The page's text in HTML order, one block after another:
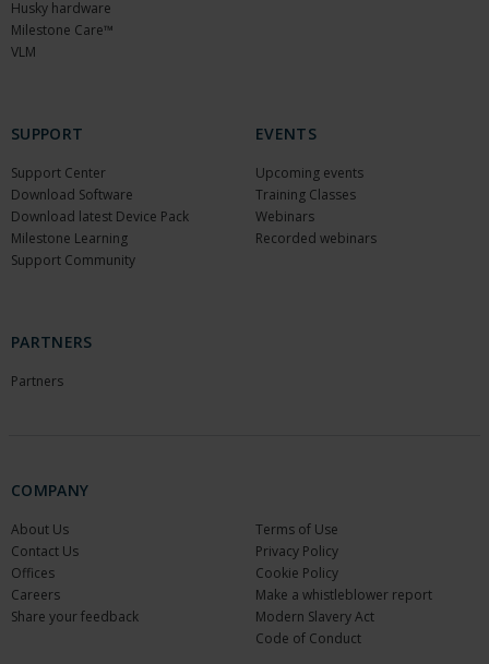
Husky hardware
Milestone Care™
VLM
SUPPORT
Support Center
Download Software
Download latest Device Pack
Milestone Learning
Support Community
EVENTS
Upcoming events
Training Classes
Webinars
Recorded webinars
PARTNERS
Partners
COMPANY
About Us
Contact Us
Offices
Careers
Share your feedback
Terms of Use
Privacy Policy
Cookie Policy
Make a whistleblower report
Modern Slavery Act
Code of Conduct